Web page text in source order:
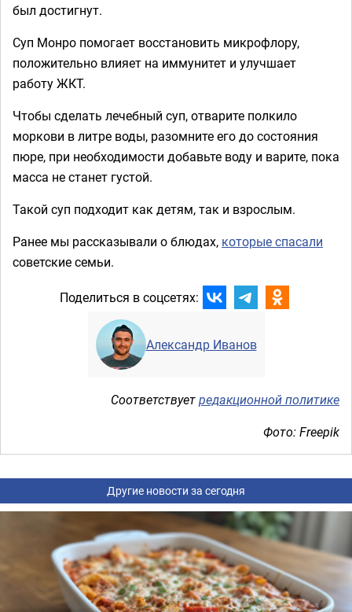
был достигнут.
Суп Монро помогает восстановить микрофлору,
положительно влияет на иммунитет и улучшает
работу ЖКТ.
Чтобы сделать лечебный суп, отварите полкило
моркови в литре воды, разомните его до состояния
пюре, при необходимости добавьте воду и варите, пока
масса не станет густой.
Такой суп подходит как детям, так и взрослым.
Ранее мы рассказывали о блюдах, которые спасали
советские семьи.
Поделиться в соцсетях:
Александр Иванов
Соответствуетредакционной политике
Фото: Freepik
Другие новости за сегодня